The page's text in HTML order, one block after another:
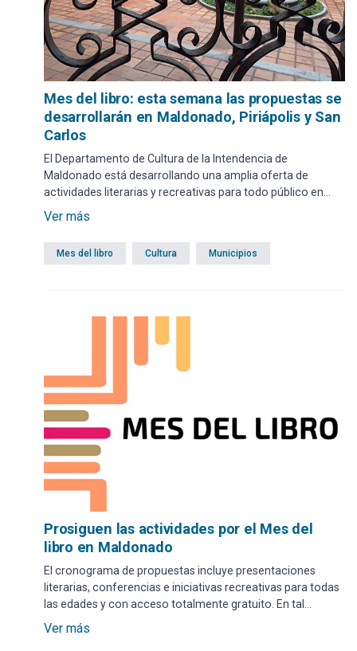
Mes del libro: esta semana las propuestas se
desarrollarán en Maldonado, Piriápolis y San
Carlos
El Departamento de Cultura de la Intendencia de
Maldonado está desarrollando una amplia oferta de
actividades literarias y recreativas para todo público en
diferentes localidades. Se recuerda que el ingreso a cada
Ver más
Mes del libro Cultura Municipios
Prosiguen las actividades por el Mes del
libro en Maldonado
El cronograma de propuestas incluye presentaciones
literarias, conferencias e iniciativas recreativas para todas
las edades y con acceso totalmente gratuito. En tal
sentido, esta semana se continuará en Maldonado, Punta
Ver más